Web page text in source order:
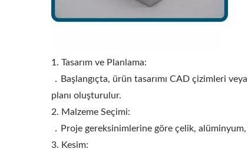
1. Tasarım ve Planlama:
．Başlangıçta, ürün tasarımı CAD çizimleri
planı oluşturulur.
2. Malzeme Seçimi:
．Proje gereksinimlerine göre çelik,
3. Kesim: